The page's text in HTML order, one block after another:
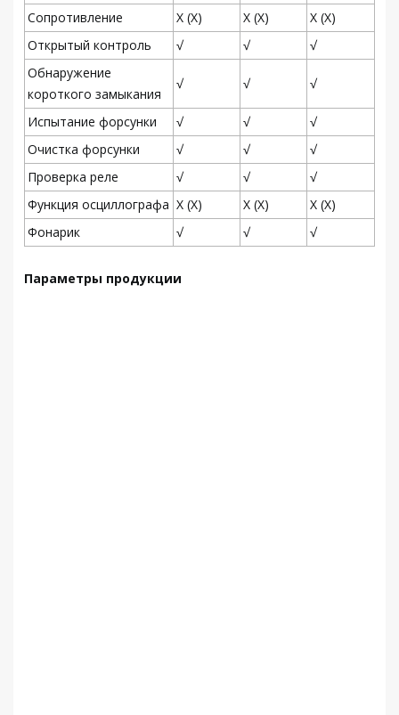
Сопротивление
Х (Х) Х (Х)
Х (Х)
Открытый контроль
√ √
√
Обнаружение
короткого замыкания
√ √ √
Испытание форсунки √ √
√
Очистка форсунки
√ √
√
Проверка реле
√ √
√
Функция осциллографа Х (Х) Х (Х)
Х (Х)
Фонарик
√ √ √
Параметры продукции